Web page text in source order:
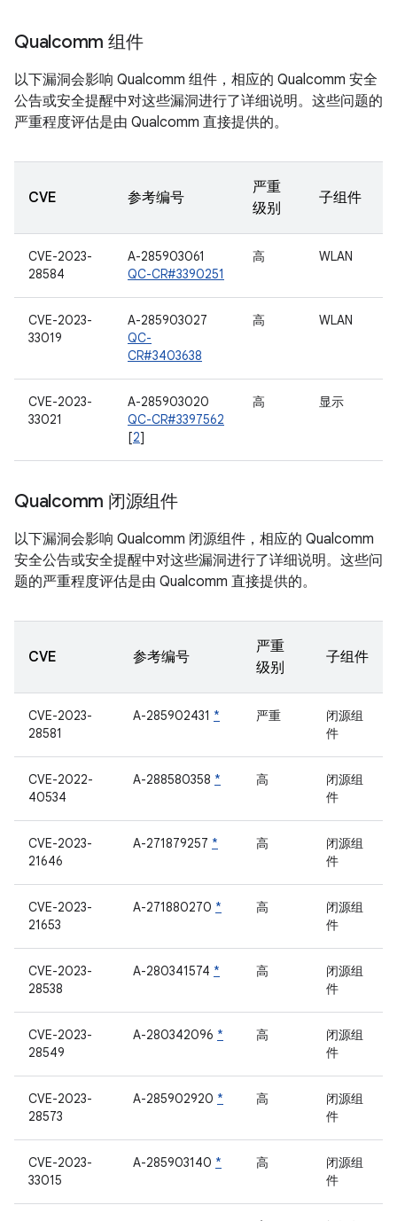
Qualcomm 组件
以下漏洞会影响 Qualcomm 组件，相应的 Qualcomm 安全
公告或安全提醒中对这些漏洞进行了详细说明。这些问题的
严重程度评估是由 Qualcomm 直接提供的。
CVE 参考编号
严重
级别
子组件
CVE-2023-
28584
A-285903061
QC-CR#3390251
高 WLAN
CVE-2023-
33019
A-285903027
QC-
CR#3403638
高 WLAN
CVE-2023-
33021
A-285903020
QC-CR#3397562
[2]
高 显示
Qualcomm 闭源组件
以下漏洞会影响 Qualcomm 闭源组件，相应的 Qualcomm
安全公告或安全提醒中对这些漏洞进行了详细说明。这些问
题的严重程度评估是由 Qualcomm 直接提供的。
CVE 参考编号
严重
级别
子组件
CVE-2023-
28581
A-285902431 * 严重
闭源组
件
CVE-2022-
40534
A-288580358 * 高
闭源组
件
CVE-2023-
21646
A-271879257 * 高
闭源组
件
CVE-2023-
21653
A-271880270 * 高
闭源组
件
CVE-2023-
28538
A-280341574 * 高
闭源组
件
CVE-2023-
28549
A-280342096 * 高
闭源组
件
CVE-2023-
28573
A-285902920 * 高
闭源组
件
CVE-2023-
33015
A-285903140 * 高
闭源组
件